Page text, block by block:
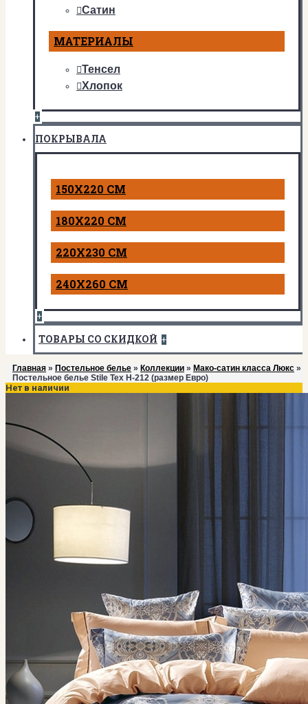
Сатин
МАТЕРИАЛЫ
Тенсел
Хлопок
+
ПОКРЫВАЛА
150Х220 СМ
180Х220 СМ
220Х230 СМ
240Х260 СМ
+
ТОВАРЫ СО СКИДКОЙ +
Главная » Постельное белье » Коллекции » Мако-сатин класса Люкс »
Постельное белье Stile Tex H-212 (размер Евро)
Нет в наличии